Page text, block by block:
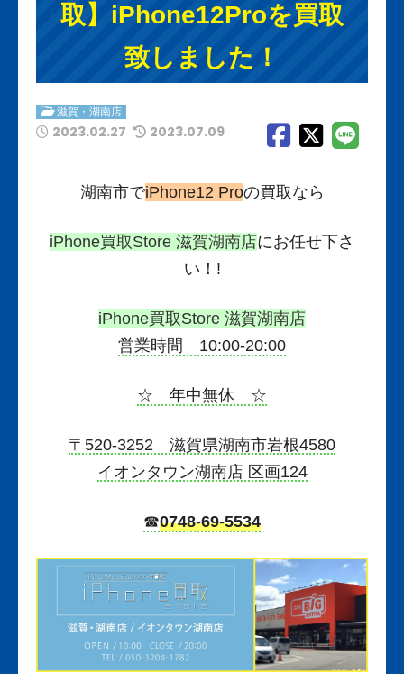
取】iPhone12Proを買取
致しました！
滋賀・湖南店
2023.02.27 2023.07.09
湖南市でiPhone12 Proの買取なら
iPhone買取Store 滋賀湖南店にお任せ下さ
い！!
iPhone買取Store 滋賀湖南店
営業時間 10:00-20:00
☆ 年中無休 ☆
〒520-3252 滋賀県湖南市岩根4580
イオンタウン湖南店 区画124
☎︎0748-69-5534